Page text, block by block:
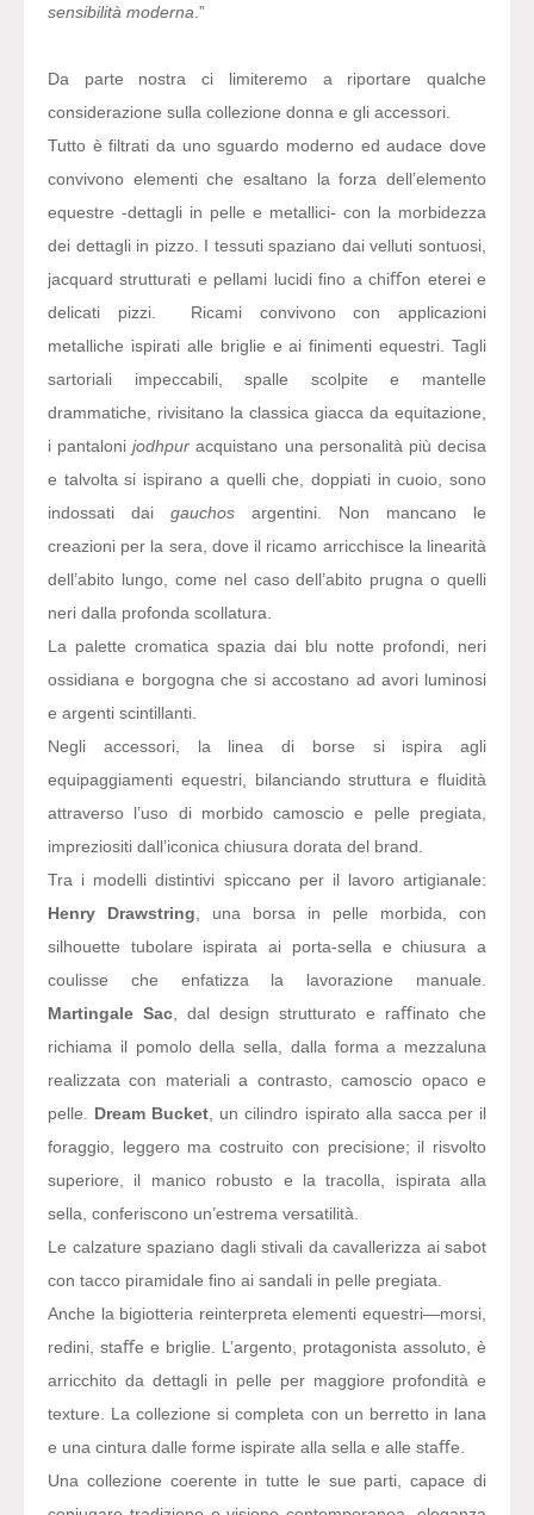
sensibilità moderna .”
Da parte nostra ci limiteremo a riportare qualche
considerazione sulla collezione donna e gli accessori.
Tutto è filtrati da uno sguardo moderno ed audace dove
convivono elementi che esaltano la forza dell’elemento
equestre -dettagli in pelle e metallici- con la morbidezza
dei dettagli in pizzo. I tessuti spaziano dai velluti sontuosi,
jacquard strutturati e pellami lucidi fino a chiﬀon eterei e
delicati pizzi. Ricami convivono con applicazioni
metalliche ispirati alle briglie e ai finimenti equestri. Tagli
sartoriali impeccabili, spalle scolpite e mantelle
drammatiche, rivisitano la classica giacca da equitazione,
i pantalonijodhpuracquistano una personalità più decisa
e talvolta si ispirano a quelli che, doppiati in cuoio, sono
indossati dai gauchos argentini. Non mancano le
creazioni per la sera, dove il ricamo arricchisce la linearità
dell’abito lungo, come nel caso dell’abito prugna o quelli
neri dalla profonda scollatura.
La palette cromatica spazia dai blu notte profondi, neri
ossidiana e borgogna che si accostano ad avori luminosi
e argenti scintillanti.
Negli accessori, la linea di borse si ispira agli
equipaggiamenti equestri, bilanciando struttura e ﬂuidità
attraverso l’uso di morbido camoscio e pelle pregiata,
impreziositi dall’iconica chiusura dorata del brand.
Tra i modelli distintivi spiccano per il lavoro artigianale:
Henry Drawstring , una borsa in pelle morbida, con
silhouette tubolare ispirata ai porta-sella e chiusura a
coulisse che enfatizza la lavorazione manuale.
Martingale Sac , dal design strutturato e raﬀinato che
richiama il pomolo della sella, dalla forma a mezzaluna
realizzata con materiali a contrasto, camoscio opaco e
pelle. Dream Bucket , un cilindro ispirato alla sacca per il
foraggio, leggero ma costruito con precisione; il risvolto
superiore, il manico robusto e la tracolla, ispirata alla
sella, conferiscono un’estrema versatilità.
Le calzature spaziano dagli stivali da cavallerizza ai sabot
con tacco piramidale fino ai sandali in pelle pregiata.
Anche la bigiotteria reinterpreta elementi equestri—morsi,
redini, staﬀe e briglie. L’argento, protagonista assoluto, è
arricchito da dettagli in pelle per maggiore profondità e
texture. La collezione si completa con un berretto in lana
e una cintura dalle forme ispirate alla sella e alle staﬀe.
Una collezione coerente in tutte le sue parti, capace di